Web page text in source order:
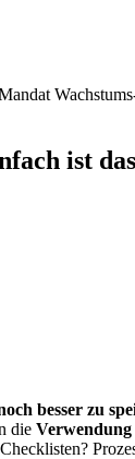
ist
besser zu
die Verwendung